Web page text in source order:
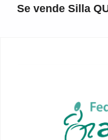
Se vende Silla